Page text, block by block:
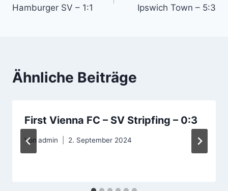
Hamburger SV – 1:1
Ipswich Town – 5:3
Ähnliche Beiträge
First Vienna FC – SV Stripfing – 0:3
Von admin 2. September 2024